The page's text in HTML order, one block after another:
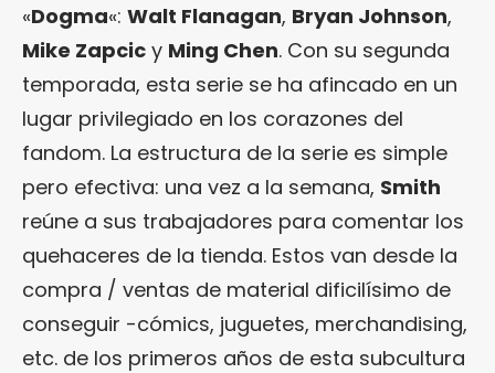
«Dogma«: Walt Flanagan, Bryan Johnson,
Mike Zapcic y Ming Chen. Con su segunda
temporada, esta serie se ha afincado en un
lugar privilegiado en los corazones del
fandom. La estructura de la serie es simple
pero efectiva: una vez a la semana, Smith
reúne a sus trabajadores para comentar los
quehaceres de la tienda. Estos van desde la
compra / ventas de material dificilísimo de
conseguir -cómics, juguetes, merchandising,
etc. de los primeros años de esta subcultura